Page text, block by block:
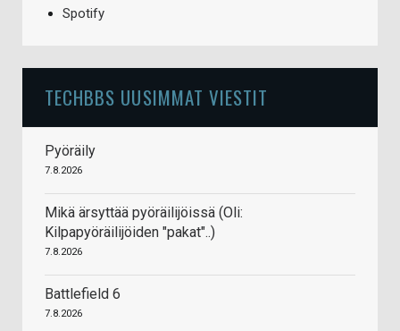
Spotify
TECHBBS UUSIMMAT VIESTIT
Pyöräily
7.8.2026
Mikä ärsyttää pyöräilijöissä (Oli:
Kilpapyöräilijöiden "pakat"..)
7.8.2026
Battlefield 6
7.8.2026